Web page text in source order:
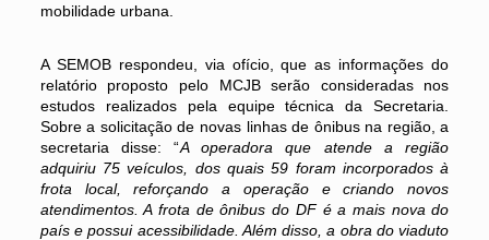
mobilidade urbana.
A SEMOB respondeu, via ofício, que as informações do
relatório proposto pelo MCJB serão consideradas nos
estudos realizados pela equipe técnica da Secretaria.
Sobre a solicitação de novas linhas de ônibus na região, a
secretaria disse: “A operadora que atende a região
adquiriu 75 veículos, dos quais 59 foram incorporados à
frota local, reforçando a operação e criando novos
atendimentos. A frota de ônibus do DF é a mais nova do
país e possui acessibilidade. Além disso, a obra do viaduto